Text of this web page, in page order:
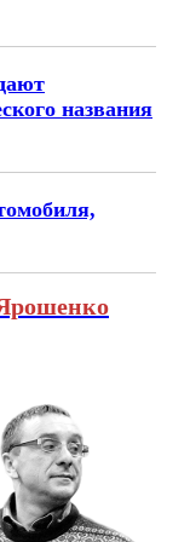
названия